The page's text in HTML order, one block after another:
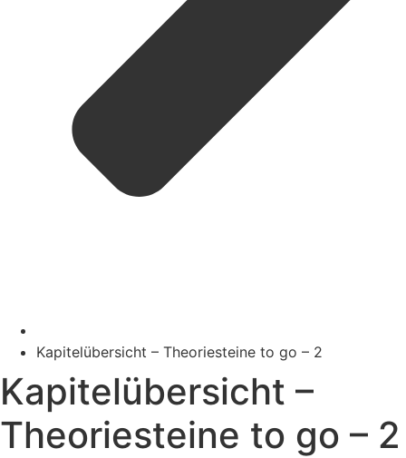
Kapitelübersicht – Theoriesteine to go – 2
Kapitelübersicht –
Theoriesteine to go – 2